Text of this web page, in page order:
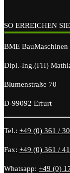
SO ERREICHEN
BME BauMaschinen
Dipl.-Ing.(FH)
Blumenstraße 70
D-99092 Erfurt
Tel.: +49 (0) 361 /
Fax: +49 (0) 361 /
Whatsapp: +49 (0)